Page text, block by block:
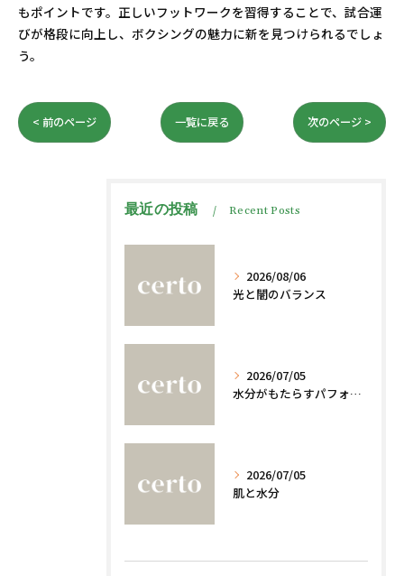
もポイントです。正しいフットワークを習得することで、試合運
びが格段に向上し、ボクシングの魅力に新を見つけられるでしょ
う。
< 前のページ 一覧に戻る 次のページ >
最近の投稿 Recent Posts
2026/08/06
光と闇のバランス
2026/07/05
水分がもたらすパフォーマンスへの影響
2026/07/05
肌と水分